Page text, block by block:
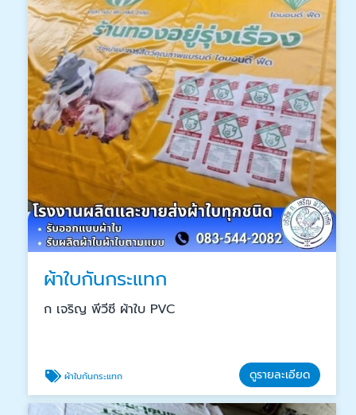
ผ้าใบกันกระแทก
ก เจริญ พีวีซี ผ้าใบ PVC
ผ้าใบกันกระแทก ดูรายละเอียด